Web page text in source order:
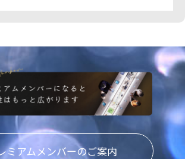
ミアムメンバーのご案内